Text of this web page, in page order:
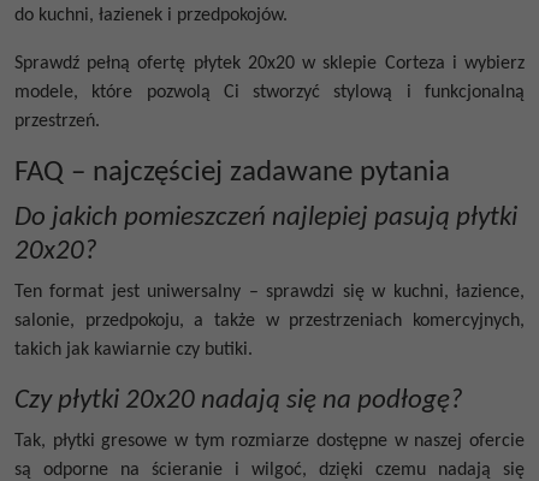
do kuchni, łazienek i przedpokojów.
Sprawdź pełną ofertę płytek 20x20w sklepie Corteza i wybierz
modele, które pozwolą Ci stworzyć stylową i funkcjonalną
przestrzeń.
FAQ – najczęściej zadawane pytania
Do jakich pomieszczeń najlepiej pasują płytki
20x20?
Ten format jest uniwersalny – sprawdzi się w kuchni, łazience,
salonie, przedpokoju, a także w przestrzeniach komercyjnych,
takich jak kawiarnie czy butiki.
Czy płytki 20x20 nadają się na podłogę?
Tak, płytki gresowe w tym rozmiarze dostępne w naszej ofercie
są odporne na ścieranie i wilgoć, dzięki czemu nadają się